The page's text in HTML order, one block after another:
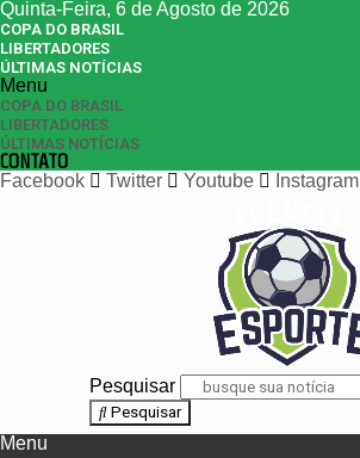
Quinta-Feira, 6 de Agosto de 2026
COPA DO BRASIL
LIBERTADORES
ÚLTIMAS NOTÍCIAS
Menu
COPA DO BRASIL
LIBERTADORES
ÚLTIMAS NOTÍCIAS
CONTATO
Facebook
Twitter Youtube Instagram
Pesquisar
Pesquisar
Menu